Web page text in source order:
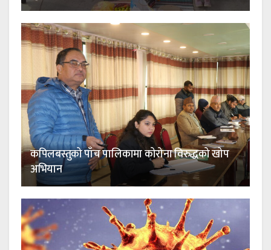
कपिलबस्तुको पाँच पालिकामा कोरोना विरुद्धको खोप
अभियान